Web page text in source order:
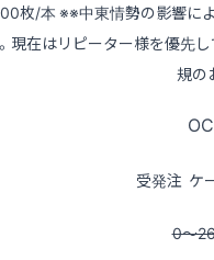
枚/本 ※※中東情勢の影響に
現在はリピーター様を優先
規の
受発注 ケ
0〜